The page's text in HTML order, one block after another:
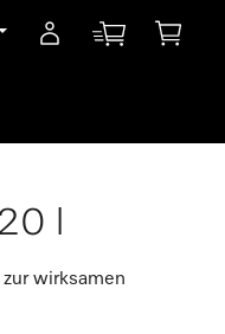
l
wirksamen